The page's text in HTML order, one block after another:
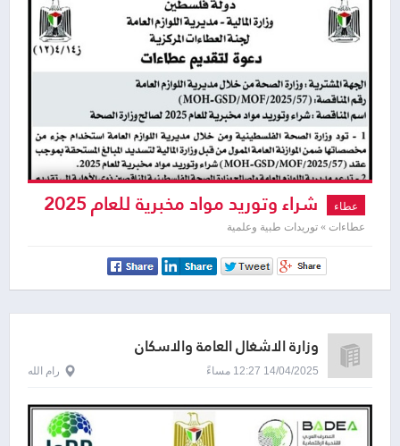
عطاء شراء وتوريد مواد مخبرية للعام 2025
عطاءات » توريدات طبية وعلمية
وزارة الاشغال العامة والاسكان
14/04/2025 12:27 مساءً رام الله